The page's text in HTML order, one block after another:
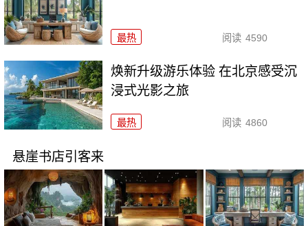
最热 阅读 4590
焕新升级游乐体验 在北京感受沉
浸式光影之旅
最热 阅读 4860
悬崖书店引客来